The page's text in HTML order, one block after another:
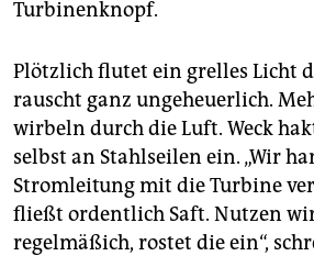
Turbinenknopf.
Plötzlich flutet ein grelles Licht
rauscht ganz ungeheuerlich.
wirbeln durch die Luft. Weck
selbst an Stahlseilen ein. „Wir
Stromleitung mit die Turbine
fließt ordentlich Saft. Nutzen
regelmäßich, rostet die ein“,